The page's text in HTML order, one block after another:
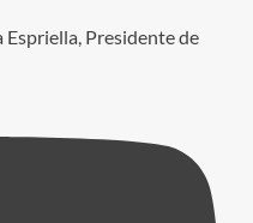
Presidente de